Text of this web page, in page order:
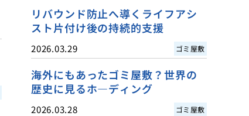
リバウンド防止へ導くライフアシ
スト片付け後の持続的支援
2026.03.29 ゴミ屋敷
海外にもあったゴミ屋敷？世界の
歴史に見るホ―ディング
2026.03.28 ゴミ屋敷